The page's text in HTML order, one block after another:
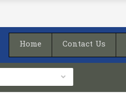
Home Contact Us